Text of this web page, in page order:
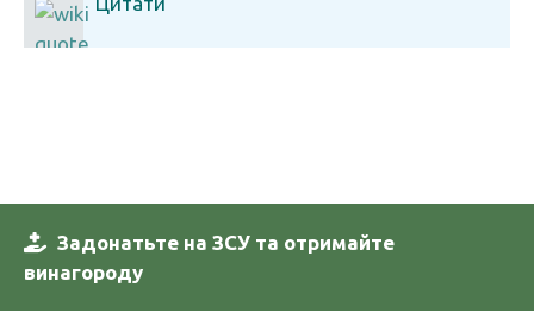
Задонатьте на ЗСУ та отримайте
винагороду